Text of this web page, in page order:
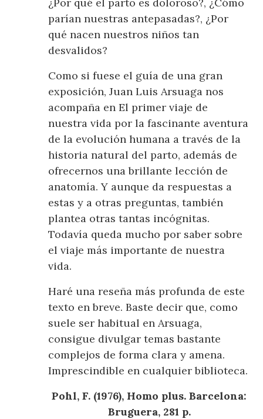
parían nuestras antepasadas?, ¿Por
qué nacen nuestros niños tan
desvalidos?
Como si fuese el guía de una gran
exposición, Juan Luis Arsuaga nos
acompaña en El primer viaje de
nuestra vida por la fascinante aventura
de la evolución humana a través de la
historia natural del parto, además de
ofrecernos una brillante lección de
anatomía. Y aunque da respuestas a
estas y a otras preguntas, también
plantea otras tantas incógnitas.
Todavía queda mucho por saber sobre
el viaje más importante de nuestra
vida.
Haré una reseña más profunda de este
texto en breve. Baste decir que, como
suele ser habitual en Arsuaga,
consigue divulgar temas bastante
complejos de forma clara y amena.
Imprescindible en cualquier biblioteca.
Pohl, F. (1976), Homo plus. Barcelona:
Bruguera, 281 p.